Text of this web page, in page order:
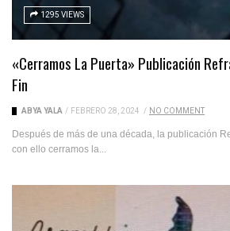
1295 VIEWS
«Cerramos La Puerta» Publicación
Fin
ABYA YALA / FEBRERO 28, 2024 / NO COMMENT
Después de más de una década, la publicación
con ello cerramos la...